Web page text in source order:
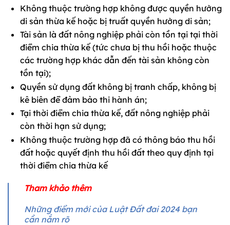
Không thuộc trường hợp không được quyền hưởng
di sản thừa kế hoặc bị truất quyền hưởng di sản;
Tài sản là đất nông nghiệp phải còn tồn tại tại thời
điểm chia thừa kế (tức chưa bị thu hồi hoặc thuộc
các trường hợp khác dẫn đến tài sản không còn
tồn tại);
Quyền sử dụng đất không bị tranh chấp, không bị
kê biên để đảm bảo thi hành án;
Tại thời điểm chia thừa kế, đất nông nghiệp phải
còn thời hạn sử dụng;
Không thuộc trường hợp đã có thông báo thu hồi
đất hoặc quyết định thu hồi đất theo quy định tại
thời điểm chia thừa kế
Tham khảo thêm
Những điểm mới của Luật Đất đai 2024 bạn
cần nắm rõ